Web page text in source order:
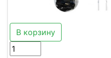
В корзину